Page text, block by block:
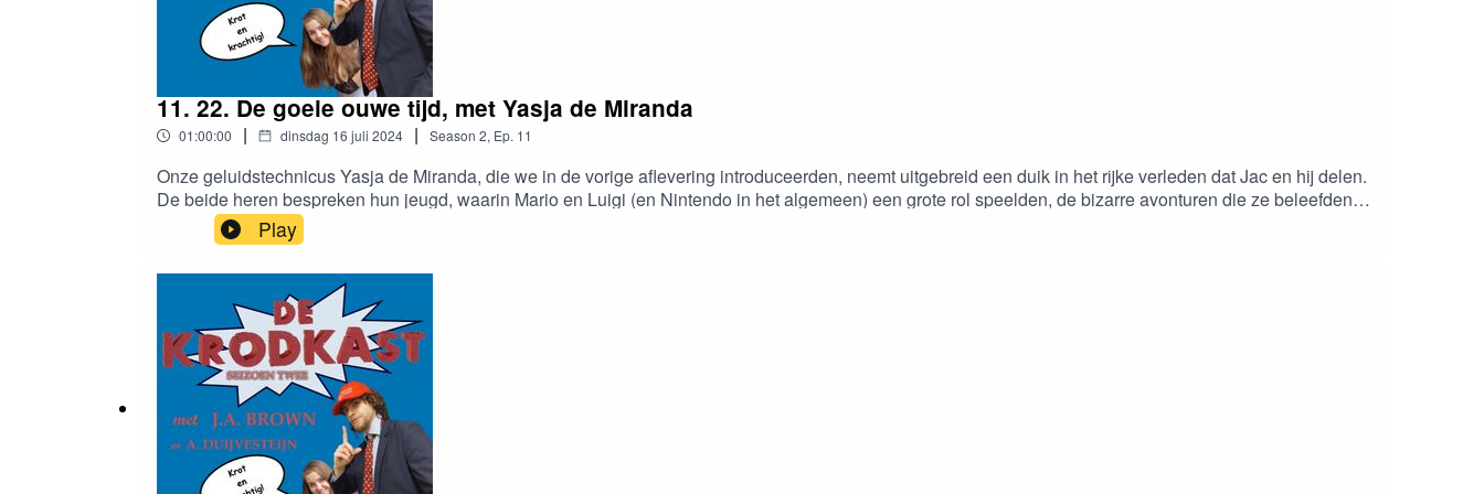
11. 22. De goeie ouwe tĳd, met Yasja de Miranda
01:00:00 | dinsdag 16 juli 2024 | Season 2, Ep. 11
Onze geluidstechnicus Yasja de Miranda, die we in de vorige aflevering introduceerden, neemt uitgebreid een duik in het rĳke verleden dat Jac en hĳ delen.
De beide heren bespreken hun jeugd, waarin Mario en Luigi (en Nintendo in het algemeen) een grote rol speelden, de bizarre avonturen die ze beleefden
op het Cartesius Lyceum, en de activiteiten van de Banaantjes en The Fat Men. Tussendoor discussiëren ze wat over software en muziek, en tenslotte
volgen nog wat filosofische bespiegelingen op het leven.Inclusief geluidsfragmenten uit de oude doos!Quote van de week: “Je moet wat je bent goed
leven.”Spannend muziekje: naamloze jamsessie door Yasja de Miranda, Annemieke Duĳvesteĳn en J.A. Brown
Play